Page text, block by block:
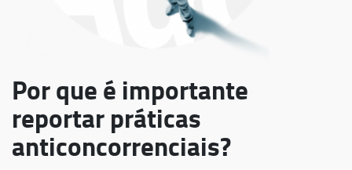
Por que é importante
reportar práticas
anticoncorrenciais?